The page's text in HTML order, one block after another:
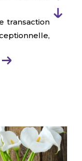
transaction
de biens